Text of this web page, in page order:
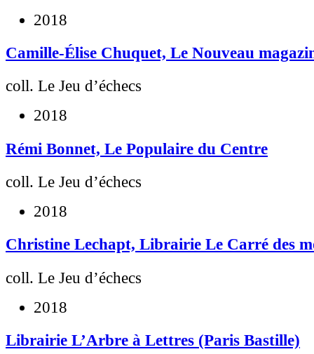
2018
Camille-Élise Chuquet, Le Nouveau
coll. Le Jeu d’échecs
2018
Rémi Bonnet, Le Populaire du Centre
coll. Le Jeu d’échecs
2018
Christine Lechapt, Librairie Le Carré des
coll. Le Jeu d’échecs
2018
Librairie L’Arbre à Lettres (Paris Bastille)